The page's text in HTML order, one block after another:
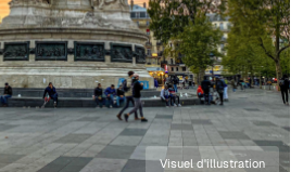
Visuel d'illustration